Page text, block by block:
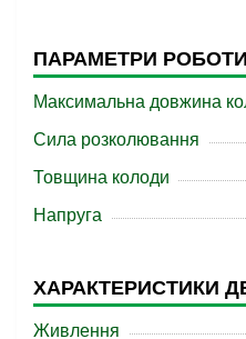
ПАРАМЕТРИ РОБОТИ
Максимальна довжина
Сила розколювання
Товщина колоди
Напруга
ХАРАКТЕРИСТИКИ
Живлення